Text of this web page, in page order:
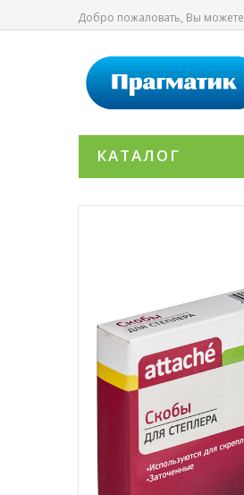
Добро пожаловать, Вы можете
КАТАЛОГ